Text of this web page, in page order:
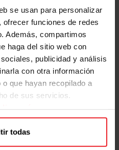
se usan para personalizar
funciones de redes
Además, compartimos
haga del sitio web con
publicidad y análisis
con otra información
que hayan recopilado a
de sus servicios.
todas
Y como en X somos muy
Harry Potter, frikis de los
motos, frikis de Dragon
de la moda, frikis de la
no podíamos no
con tres increíbles